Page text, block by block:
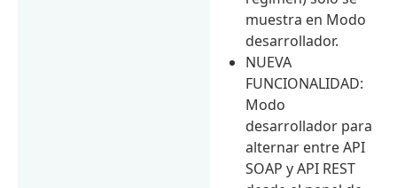
muestra en Modo
desarrollador.
NUEVA
FUNCIONALIDAD:
Modo
desarrollador para
alternar entre API
SOAP y API REST